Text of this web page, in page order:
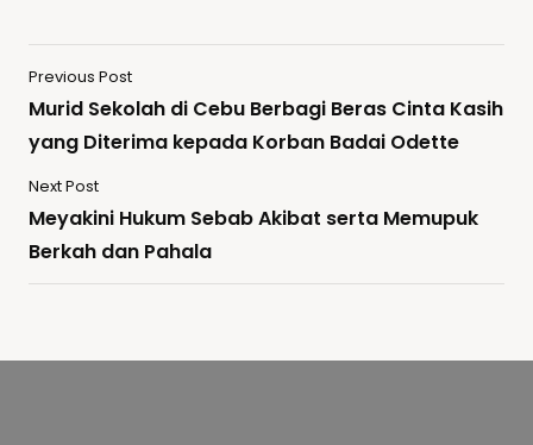
Previous Post
Murid Sekolah di Cebu Berbagi Beras Cinta Kasih
yang Diterima kepada Korban Badai Odette
Next Post
Meyakini Hukum Sebab Akibat serta Memupuk
Berkah dan Pahala